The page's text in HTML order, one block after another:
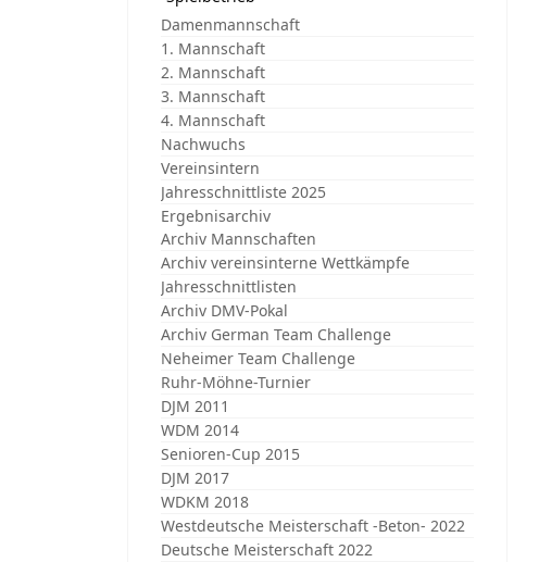
Damenmannschaft
1. Mannschaft
2. Mannschaft
3. Mannschaft
4. Mannschaft
Nachwuchs
Vereinsintern
Jahresschnittliste 2025
Ergebnisarchiv
Archiv Mannschaften
Archiv vereinsinterne Wettkämpfe
Jahresschnittlisten
Archiv DMV-Pokal
Archiv German Team Challenge
Neheimer Team Challenge
Ruhr-Möhne-Turnier
DJM 2011
WDM 2014
Senioren-Cup 2015
DJM 2017
WDKM 2018
Westdeutsche Meisterschaft -Beton- 2022
Deutsche Meisterschaft 2022